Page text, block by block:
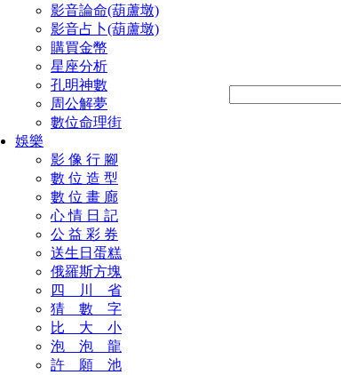
影音論命(葫蘆墩)
影音占卜(葫蘆墩)
購買金幣
星座分析
孔明神數
周公解夢
數位命理街
娛樂
影 像 行 腳
數 位 造 型
數 位 畫 廊
心 情 日 記
公 益 彩 券
送生日蛋糕
俄羅斯方塊
四 川 省
猜 數 字
比 大 小
泡 泡 龍
許 願 池